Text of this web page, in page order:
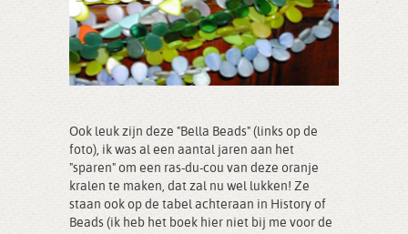
Ook leuk zijn deze "Bella Beads" (links op de
foto), ik was al een aantal jaren aan het
"sparen" om een ras-du-cou van deze oranje
kralen te maken, dat zal nu wel lukken! Ze
staan ook op de tabel achteraan in History of
Beads (ik heb het boek hier niet bij me voor de